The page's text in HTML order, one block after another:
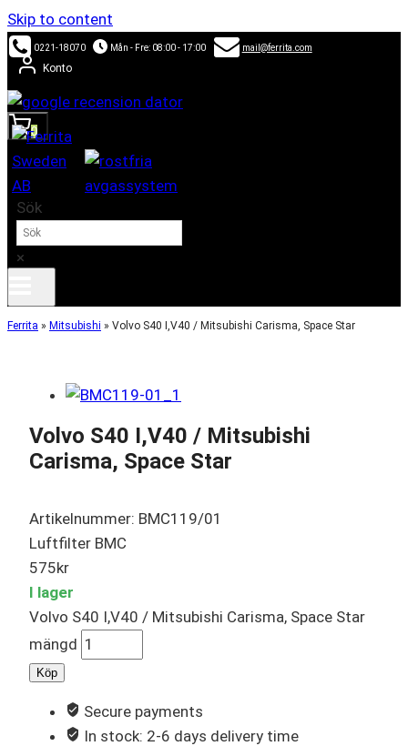
Skip to content
0221-18070 Mån - Fre: 08:00 - 17:00 mail@ferrita.com
Konto
0
Sök
×
Ferrita » Mitsubishi » Volvo S40 I,V40 / Mitsubishi Carisma, Space Star
Volvo S40 I,V40 / Mitsubishi
Carisma, Space Star
Artikelnummer: BMC119/01
Luftfilter BMC
575kr
I lager
Volvo S40 I,V40 / Mitsubishi Carisma, Space Star
mängd
Köp
Secure payments
In stock: 2-6 days delivery time